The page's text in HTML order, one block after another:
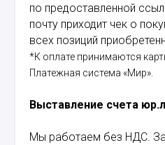
по предоставленной
почту приходит чек о
всех позиций
*К оплате принимаются
Платежная система «Мир».
Выставление счета
Мы работаем без НДС.